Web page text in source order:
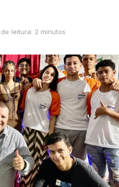
leitura: 2 minutos